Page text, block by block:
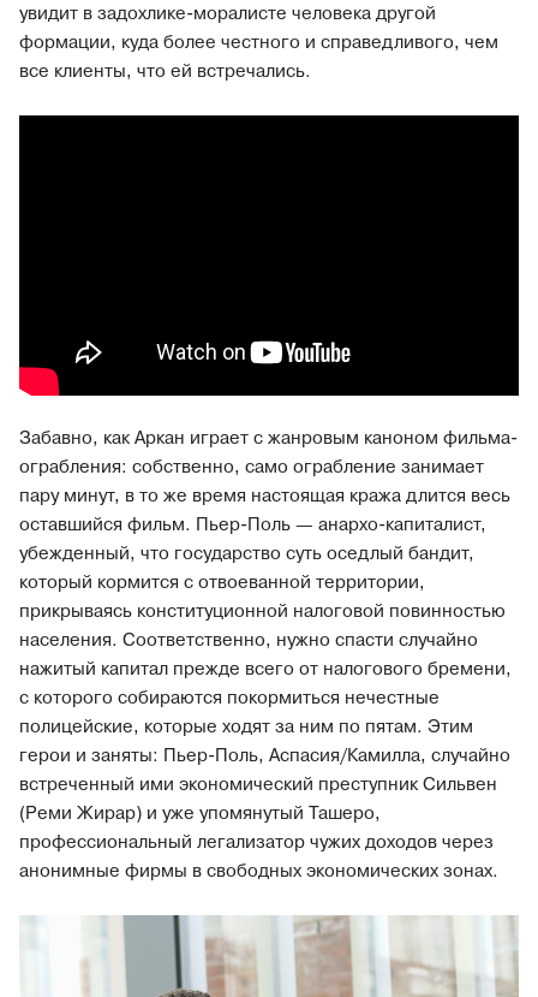
увидит в задохлике-моралисте человека другой
формации, куда более честного и справедливого, чем
все клиенты, что ей встречались.
Забавно, как Аркан играет с жанровым каноном фильма-
ограбления: собственно, само ограбление занимает
пару минут, в то же время настоящая кража длится весь
оставшийся фильм. Пьер-Поль — анархо-капиталист,
убежденный, что государство суть оседлый бандит,
который кормится с отвоеванной территории,
прикрываясь конституционной налоговой повинностью
населения. Соответственно, нужно спасти случайно
нажитый капитал прежде всего от налогового бремени,
с которого собираются покормиться нечестные
полицейские, которые ходят за ним по пятам. Этим
герои и заняты: Пьер-Поль, Аспасия/Камилла, случайно
встреченный ими экономический преступник Сильвен
(Реми Жирар) и уже упомянутый Ташеро,
профессиональный легализатор чужих доходов через
анонимные фирмы в свободных экономических зонах.